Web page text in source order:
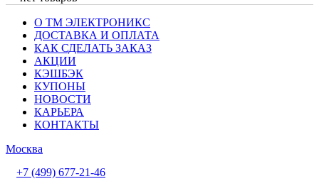
О ТМ ЭЛЕКТРОНИКС
ДОСТАВКА И ОПЛАТА
КАК СДЕЛАТЬ ЗАКАЗ
АКЦИИ
КЭШБЭК
КУПОНЫ
НОВОСТИ
КАРЬЕРА
КОНТАКТЫ
Москва
+7 (499) 677-21-46